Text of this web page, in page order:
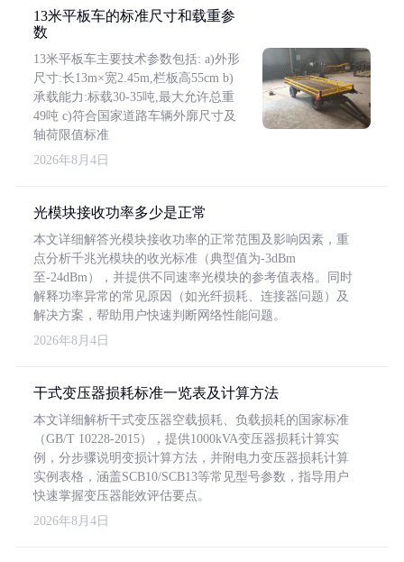
13米平板车的标准尺寸和载重参
数
13米平板车主要技术参数包括: a)外形
尺寸:长13m×宽2.45m,栏板高55cm b)
承载能力:标载30-35吨,最大允许总重
49吨 c)符合国家道路车辆外廓尺寸及
轴荷限值标准
2026年8月4日
光模块接收功率多少是正常
本文详细解答光模块接收功率的正常范围及影响因素，重
点分析千兆光模块的收光标准（典型值为-3dBm
至-24dBm），并提供不同速率光模块的参考值表格。同时
解释功率异常的常见原因（如光纤损耗、连接器问题）及
解决方案，帮助用户快速判断网络性能问题。
2026年8月4日
干式变压器损耗标准一览表及计算方法
本文详细解析干式变压器空载损耗、负载损耗的国家标准
（GB/T 10228-2015），提供1000kVA变压器损耗计算实
例，分步骤说明变损计算方法，并附电力变压器损耗计算
实例表格，涵盖SCB10/SCB13等常见型号参数，指导用户
快速掌握变压器能效评估要点。
2026年8月4日